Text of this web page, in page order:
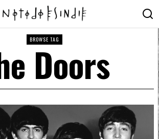
BROWSE TAG
Doors